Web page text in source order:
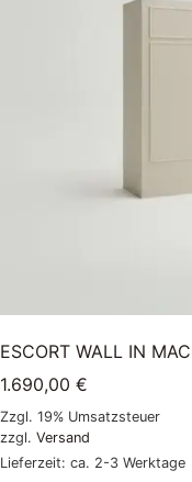
ESCORT WALL IN
1.690,00 €
Zzgl. 19% Umsatzsteuer
zzgl. Versand
Lieferzeit: ca. 2-3 Werktage